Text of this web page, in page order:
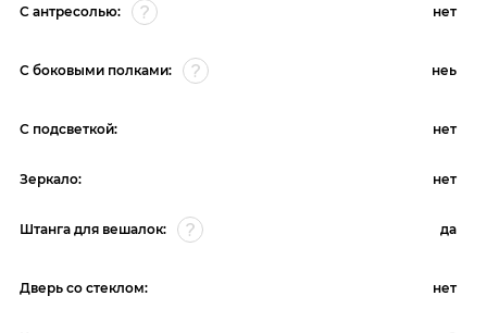
С антресолью: нет
С боковыми полками: неь
С подсветкой: нет
Зеркало: нет
Штанга для вешалок: да
Дверь со стеклом: нет